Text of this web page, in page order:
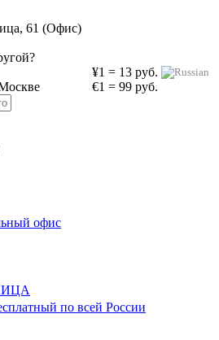
61 (Офис)
¥1 = 13 руб.
€1 = 99 руб.
офис
по всей России